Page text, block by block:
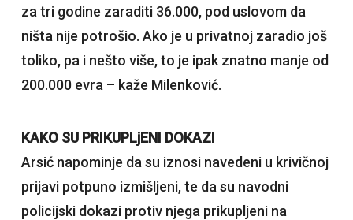
za tri godine zaraditi 36.000, pod uslovom da
ništa nije potrošio. Ako je u privatnoj zaradio još
toliko, pa i nešto više, to je ipak znatno manje od
200.000 evra – kaže Milenković.
KAKO SU PRIKUPLjENI DOKAZI
Arsić napominje da su iznosi navedeni u krivičnoj
prijavi potpuno izmišljeni, te da su navodni
policijski dokazi protiv njega prikupljeni na